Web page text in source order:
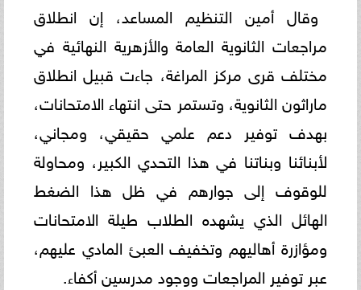
وقال أمين التنظيم المساعد، إن انطلاق
مراجعات الثانوية العامة والأزهرية النهائية في
مختلف قرى مركز المراغة، جاءت قبيل انطلاق
ماراثون الثانوية، وتستمر حتى انتهاء الامتحانات،
بهدف توفير دعم علمي حقيقي، ومجاني،
لأبنائنا وبناتنا في هذا التحدي الكبير، ومحاولة
للوقوف إلى جوارهم في ظل هذا الضغط
الهائل الذي يشهده الطلاب طيلة الامتحانات
ومؤازرة أهاليهم وتخفيف العبئ المادي عليهم،
عبر توفير المراجعات ووجود مدرسين أكفاء.